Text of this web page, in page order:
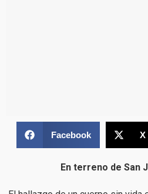
Facebook X
En terreno de San